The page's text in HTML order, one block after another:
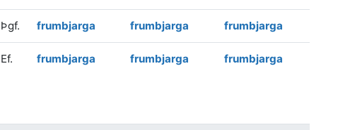
Þgf. frumbjarga frumbjarga frumbjarga
Ef. frumbjarga frumbjarga frumbjarga